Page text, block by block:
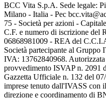
BCC Vita S.p.A. Sede legale:
Milano - Italia - Pec
75 - Società per azioni -
C.F. e numero di iscrizione del
06868981009 - REA del
Società partecipante al
IVA: 13762840968.
provvedimento ISVAP n. 2091
Gazzetta Ufficiale n. 132 del
imprese tenuto dall'IVASS con
direzione e coordinamento di